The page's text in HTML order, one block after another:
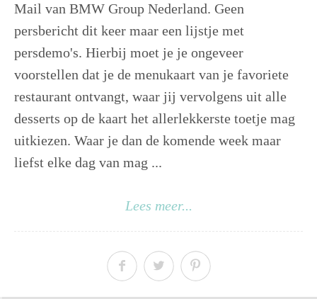
Mail van BMW Group Nederland. Geen
persbericht dit keer maar een lijstje met
persdemo's. Hierbij moet je je ongeveer
voorstellen dat je de menukaart van je favoriete
restaurant ontvangt, waar jij vervolgens uit alle
desserts op de kaart het allerlekkerste toetje mag
uitkiezen. Waar je dan de komende week maar
liefst elke dag van mag ...
Lees meer...